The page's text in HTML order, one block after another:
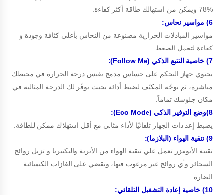
%78 ويمكن من استهالك طاقة أكثر كفاءة.
6) مواسير نح
اس:
مواسير المبادلات الحرارية مصنوعة من النحاس بأعلي كثافة وجودة و
كفاءة لتحمل الضغط.
7) خاصية التتبع الذكي (Follow Me):
يحتوي جهاز التحكم على حساس مدمج يقيس درجة الحرارة في محيطك
مباشرة، ثم يوجّه المكيّف لضبط أدائه بحيث يوفّر لك الدرجة المثالية في
مكان جلوسك تماماً.
8)وضع التوفير الذكي (Eco Mode):
يضبط إعدادات الجهاز تلقائيًا لأداء مثالي مع أقل استهلاك ممكن للطاقة.
9) تنقية الهواء (البلازما):
تقنية الأيونيزر تعمل علي تنقية الهواء من الأتربة والبكتيريا و تزيل روائح
السجائر وأي روائح غير مرغوب فيها، وتقضي على الغازات الكيميائية
الضارة.
10) خاصية إعادة التشغيل التلقائي: